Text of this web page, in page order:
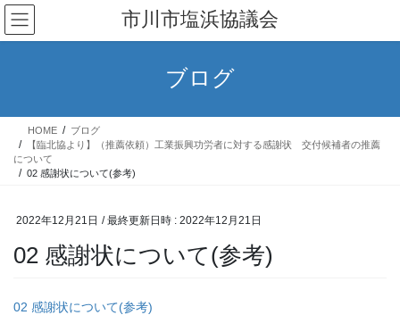
コ
ン
テ
ス
ナ
ビ
ゲ
ン
市川市塩浜協議会
ブログ
HOME
ブログ
【臨北協より】（推薦依頼）工業振興功労者に対する感謝状 交付候補者の推薦
について
02 感謝状について(参考)
2022年12月21日 / 最終更新日時 : 2022年12月21日
02 感謝状について(参考)
02 感謝状について(参考)